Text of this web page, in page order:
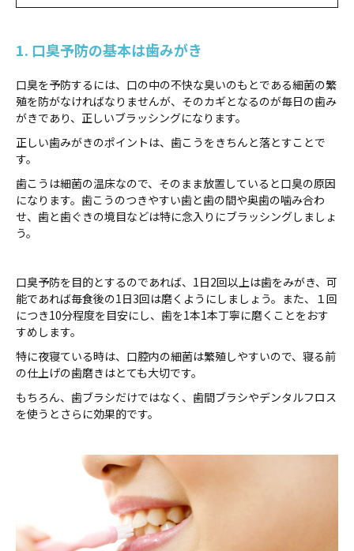
1. 口臭予防の基本は歯みがき
口臭を予防するには、口の中の不快な臭いのもとである細菌の繁
殖を防がなければなりませんが、そのカギとなるのが毎日の歯み
がきであり、正しいブラッシングになります。
正しい歯みがきのポイントは、歯こうをきちんと落とすことで
す。
歯こうは細菌の温床なので、そのまま放置していると口臭の原因
になります。歯こうのつきやすい歯と歯の間や奥歯の噛み合わ
せ、歯と歯ぐきの境目などは特に念入りにブラッシングしましょ
う。
口臭予防を目的とするのであれば、1日2回以上は歯をみがき、可
能であれば毎食後の1日3回は磨くようにしましょう。また、１回
につき10分程度を目安にし、歯を1本1本丁寧に磨くことをおす
すめします。
特に夜寝ている時は、口腔内の細菌は繁殖しやすいので、寝る前
の仕上げの歯磨きはとても大切です。
もちろん、歯ブラシだけではなく、歯間ブラシやデンタルフロス
を使うとさらに効果的です。